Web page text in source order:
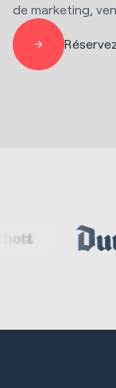
de marketing,